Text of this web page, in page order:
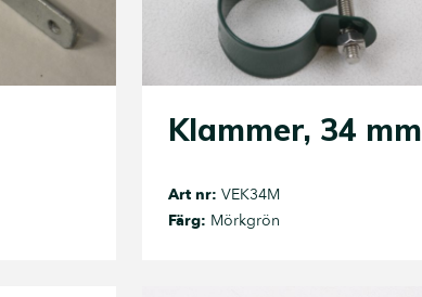
Klammer, 34 mm
Art nr: VEK34M
Färg: Mörkgrön